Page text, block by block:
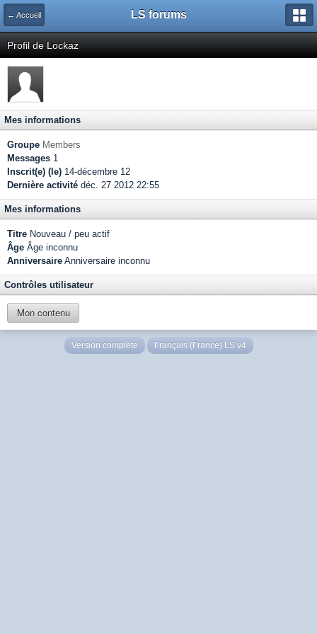
← Accueil LS forums
Profil de Lockaz
Mes informations
Groupe Members
Messages 1
Inscrit(e) (le) 14-décembre 12
Dernière activité déc. 27 2012 22:55
Mes informations
Titre Nouveau / peu actif
Âge Âge inconnu
Anniversaire Anniversaire inconnu
Contrôles utilisateur
Mon contenu
Version complète Français (France) LS v4